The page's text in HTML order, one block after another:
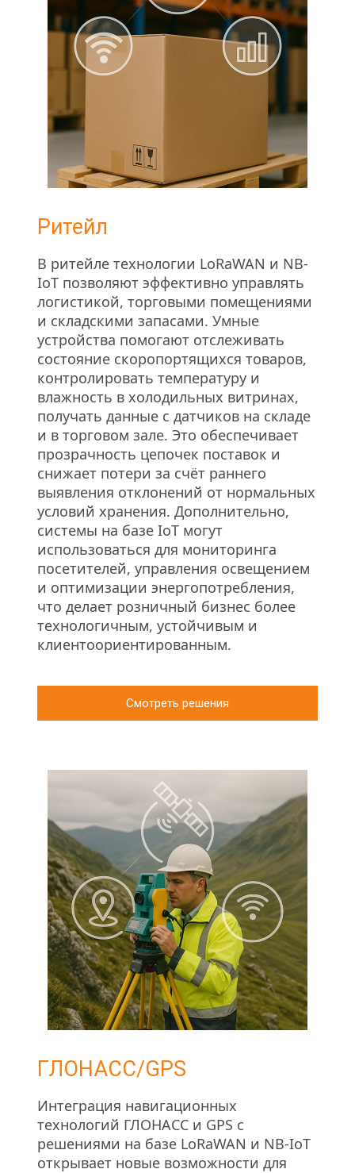
Ритейл
В ритейле технологии LoRaWAN и NB-
IoT позволяют эффективно управлять
логистикой, торговыми помещениями
и складскими запасами. Умные
устройства помогают отслеживать
состояние скоропортящихся товаров,
контролировать температуру и
влажность в холодильных витринах,
получать данные с датчиков на складе
и в торговом зале. Это обеспечивает
прозрачность цепочек поставок и
снижает потери за счёт раннего
выявления отклонений от нормальных
условий хранения. Дополнительно,
системы на базе IoT могут
использоваться для мониторинга
посетителей, управления освещением
и оптимизации энергопотребления,
что делает розничный бизнес более
технологичным, устойчивым и
клиентоориентированным.
Смотреть решения
ГЛОНАСС/GPS
Интеграция навигационных
технологий ГЛОНАСС и GPS с
решениями на базе LoRaWAN и NB-IoT
открывает новые возможности для